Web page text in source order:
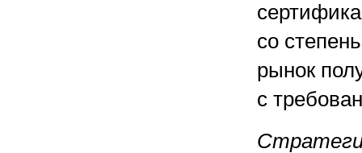
со
рынок
с